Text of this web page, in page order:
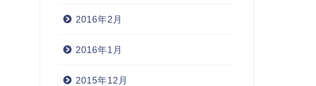
2016年2月
2016年1月
2015年12月